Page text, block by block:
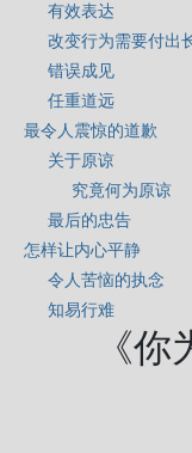
有效表达
改变行为需要付出
错误成见
任重道远
最令人震惊的道歉
关于原谅
究竟何为原谅
最后的忠告
怎样让内心平静
令人苦恼的执念
知易行难
《